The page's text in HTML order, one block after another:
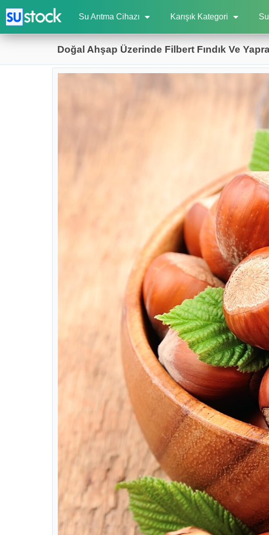
Su Arıtma Cihazı Karışık Kategori
Doğal Ahşap Üzerinde Filbert Fındık Ve